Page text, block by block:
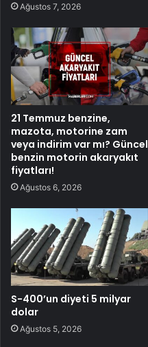
Ağustos 7, 2026
21 Temmuz benzine,
mazota, motorine zam
veya indirim var mı? Güncel
benzin motorin akaryakıt
fiyatları!
Ağustos 6, 2026
S-400’un diyeti 5 milyar
dolar
Ağustos 5, 2026